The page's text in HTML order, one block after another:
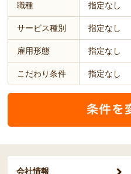
職種 指定なし
サービス種別 指定なし
雇用形態 指定なし
こだわり条件 指定なし
会社情報